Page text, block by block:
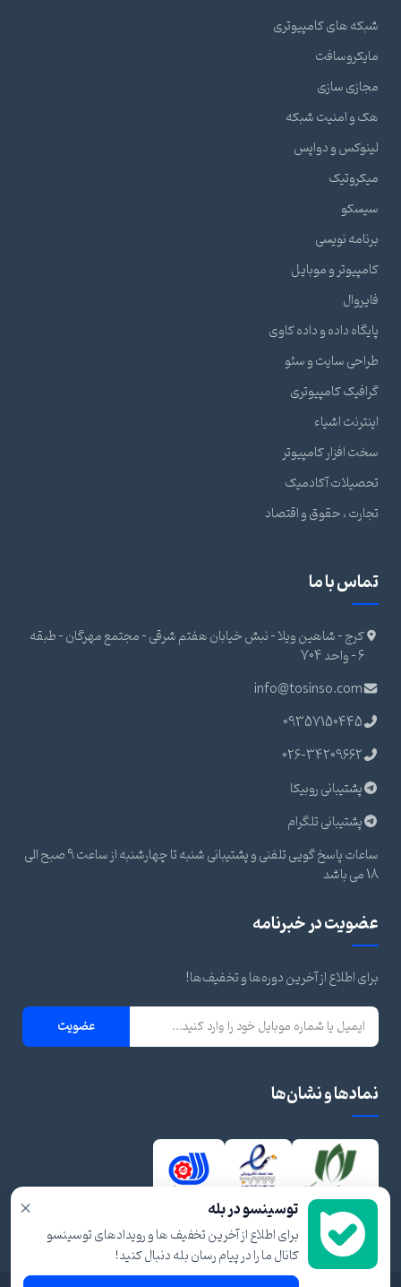
شبکه های کامپیوتری
مایکروسافت
مجازی سازی
هک و امنیت شبکه
لینوکس و دواپس
میکروتیک
سیسکو
برنامه نویسی
کامپیوتر و موبایل
فایروال
پایگاه داده و داده کاوی
طراحی سایت و سئو
گرافیک کامپیوتری
اینترنت اشیاء
سخت افزار کامپیوتر
تحصیلات آکادمیک
تجارت ، حقوق و اقتصاد
تماس با ما
کرج - شاهین ویلا - نبش خیابان هفتم شرقی - مجتمع مهرگان - طبقه
6 - واحد 704
info@tosinso.com
09357150445
026-34209662
پشتیبانی روبیکا
پشتیبانی تلگرام
ساعات پاسخ گویی تلفنی و پشتیبانی شنبه تا چهارشنبه از ساعت 9 صبح الی
18 می باشد
عضویت در خبرنامه
برای اطلاع از آخرین دوره‌ها و تخفیف‌ها!
عضویت
نمادها و نشان‌ها
× توسینسو در بله
برای اطلاع از آخرین تخفیف ها و رویدادهای توسینسو
کانال ما را در پیام رسان بله دنبال کنید!